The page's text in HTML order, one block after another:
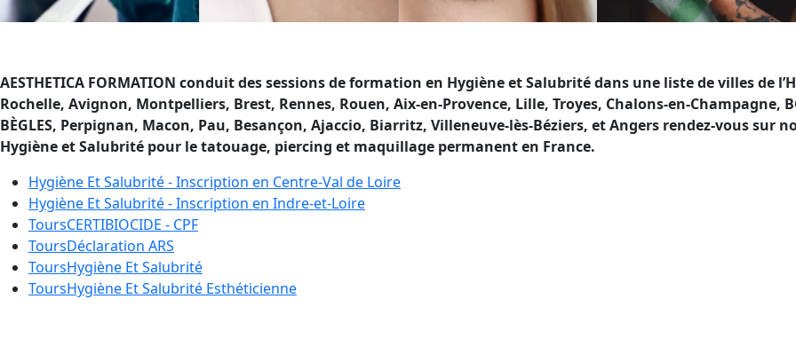
AESTHETICA FORMATION conduit des sessions de formation en Hygiène et Salubrité dans une liste de villes de
Rochelle, Avignon, Montpelliers, Brest, Rennes, Rouen, Aix-en-Provence, Lille, Troyes, Chalons-en-Champagne,
BÈGLES, Perpignan, Macon, Pau, Besançon, Ajaccio, Biarritz, Villeneuve-lès-Béziers, et Angers rendez-vous
Hygiène et Salubrité pour le tatouage, piercing et maquillage permanent en France.
Hygiène Et Salubrité - Inscription en Centre-Val de Loire
Hygiène Et Salubrité - Inscription en Indre-et-Loire
ToursCERTIBIOCIDE - CPF
ToursDéclaration ARS
ToursHygiène Et Salubrité
ToursHygiène Et Salubrité Esthéticienne